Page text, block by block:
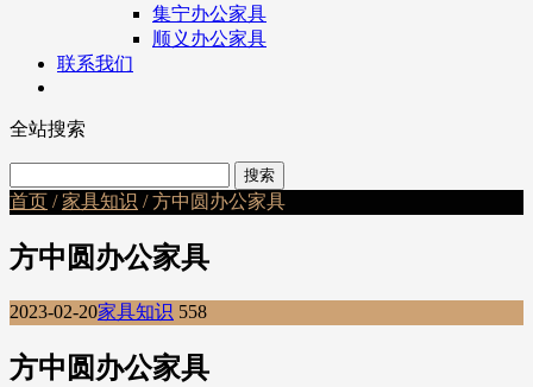
集宁办公家具
顺义办公家具
联系我们
全站搜索
首页 /家具知识 / 方中圆办公家具
方中圆办公家具
2023-02-20家具知识 558
方中圆办公家具